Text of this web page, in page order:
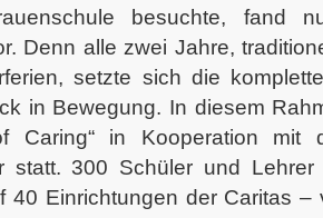
besuchte, fand
Denn alle zwei Jahre,
setzte sich die
in Bewegung. In diesem
Caring“ in Kooperation mit
statt. 300 Schüler und Lehrer
40 Einrichtungen der Caritas –